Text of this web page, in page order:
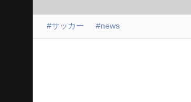
#サッカー #news